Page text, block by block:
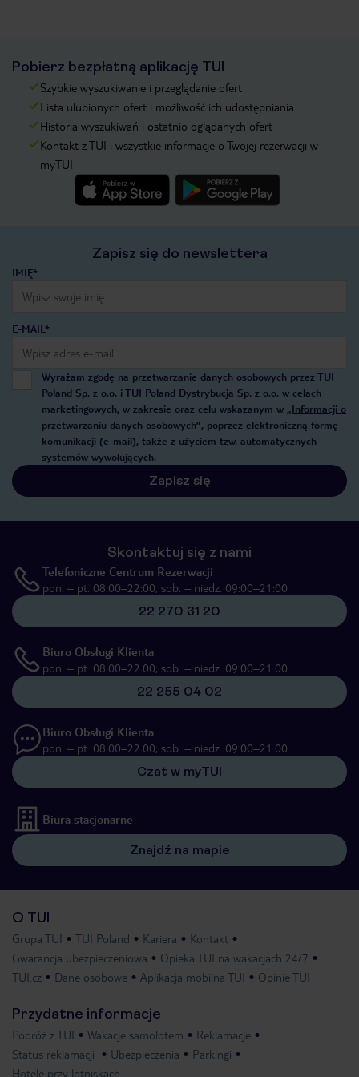
Pobierz bezpłatną aplikację TUI
Szybkie wyszukiwanie i przeglądanie ofert
Lista ulubionych ofert i możliwość ich udostępniania
Historia wyszukiwań i ostatnio oglądanych ofert
Kontakt z TUI i wszystkie informacje o Twojej rezerwacji w
myTUI
Zapisz się do newslettera
IMIĘ*
E-MAIL*
Wyrażam zgodę na przetwarzanie danych osobowych przez TUI
Poland Sp. z o.o. i TUI Poland Dystrybucja Sp. z o.o. w celach
marketingowych, w zakresie oraz celu wskazanym w „Informacji o
przetwarzaniu danych osobowych”, poprzez elektroniczną formę
komunikacji (e-mail), także z użyciem tzw. automatycznych
systemów wywołujących.
Zapisz się
Skontaktuj się z nami
Telefoniczne Centrum Rezerwacji
pon. – pt. 08:00–22:00, sob. – niedz. 09:00–21:00
22 270 31 20
Biuro Obsługi Klienta
pon. – pt. 08:00–22:00, sob. – niedz. 09:00–21:00
22 255 04 02
Biuro Obsługi Klienta
pon. – pt. 08:00–22:00, sob. – niedz. 09:00–21:00
Czat w myTUI
Biura stacjonarne
Znajdź na mapie
O TUI
Grupa TUI TUI Poland Kariera
Kontakt
Gwarancja ubezpieczeniowa
Opieka TUI na wakacjach 24/7
TUI.cz
Dane osobowe Aplikacja mobilna TUI Opinie TUI
Przydatne informacje
Podróż z TUI Wakacje samolotem
Reklamacje
Status reklamacji
Ubezpieczenia
Parkingi
Hotele przy lotniskach